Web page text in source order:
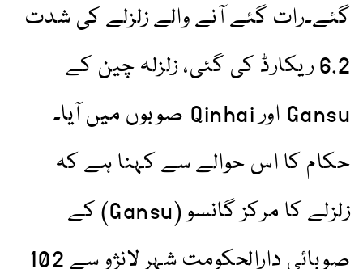
گئے۔رات گئے آنے والے زلزلے کی شدت
6.2 ریکارڈ کی گئی، زلزلہ چین کے
Gansu اور Qinhai صوبوں میں آیا۔
حکام کا اس حوالے سے کہنا ہے کہ
زلزلے کا مرکز گانسو (Gansu) کے
صوبائی دارالحکومت شہر لانژو سے 102